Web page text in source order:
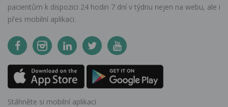
pacientům k dispozici 24 hodin 7 dní v týdnu nejen na webu, ale i
přes mobilní aplikaci.
Stáhněte si mobilní aplikaci